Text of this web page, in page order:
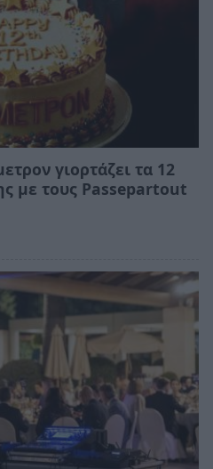
γιορτάζει τα 12
με τους Passepartout